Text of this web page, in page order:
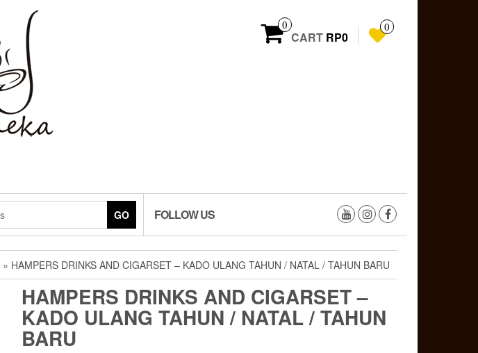
0
CART RP0
0
GO FOLLOW US
» HAMPERS DRINKS AND CIGARSET – KADO ULANG TAHUN / NATAL / TAHUN BARU
HAMPERS DRINKS AND CIGARSET –
KADO ULANG TAHUN / NATAL / TAHUN
BARU